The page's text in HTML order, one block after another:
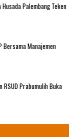
Palembang Teken
Bersama Manajemen
RSUD Prabumulih Buka